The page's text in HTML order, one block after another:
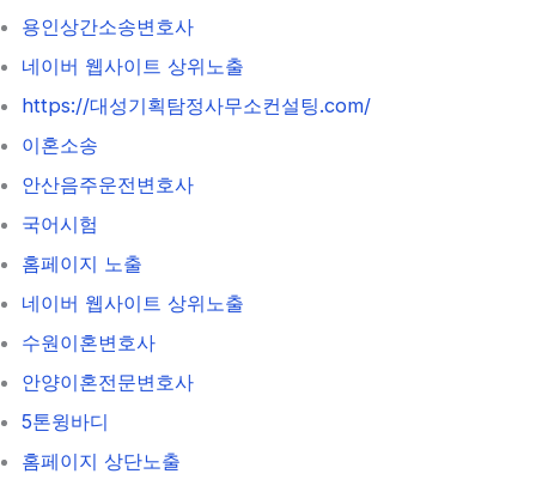
용인상간소송변호사
네이버 웹사이트 상위노출
https://대성기획탐정사무소컨설팅.com/
이혼소송
안산음주운전변호사
국어시험
홈페이지 노출
네이버 웹사이트 상위노출
수원이혼변호사
안양이혼전문변호사
5톤윙바디
홈페이지 상단노출